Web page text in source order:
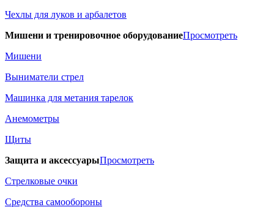
Чехлы для луков и арбалетов
Мишени и тренировочное оборудованиеПросмотреть
Мишени
Выниматели стрел
Машинка для метания тарелок
Анемометры
Щиты
Защита и аксессуарыПросмотреть
Стрелковые очки
Средства самообороны